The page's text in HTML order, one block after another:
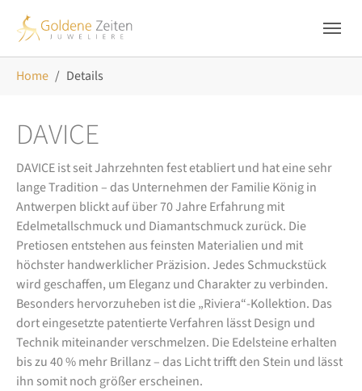
Home Details
DAVICE
DAVICE ist seit Jahrzehnten fest etabliert und hat eine sehr
lange Tradition – das Unternehmen der Familie König in
Antwerpen blickt auf über 70 Jahre Erfahrung mit
Edelmetallschmuck und Diamantschmuck zurück. Die
Pretiosen entstehen aus feinsten Materialien und mit
höchster handwerklicher Präzision. Jedes Schmuckstück
wird geschaffen, um Eleganz und Charakter zu verbinden.
Besonders hervorzuheben ist die „Riviera“-Kollektion. Das
dort eingesetzte patentierte Verfahren lässt Design und
Technik miteinander verschmelzen. Die Edelsteine erhalten
bis zu 40 % mehr Brillanz – das Licht trifft den Stein und lässt
ihn somit noch größer erscheinen.